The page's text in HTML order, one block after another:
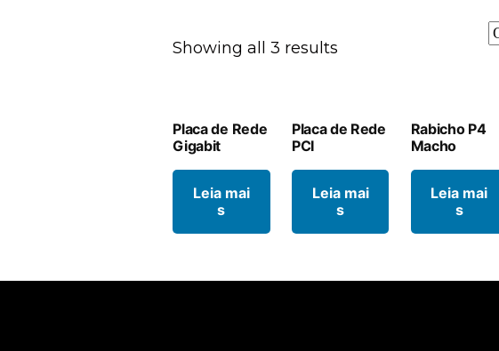
Showing all 3 results
Placa de Rede
Gigabit
Leia mai
s
Placa de Rede
PCI
Leia mai
s
Rabicho P4
Macho
Leia mai
s